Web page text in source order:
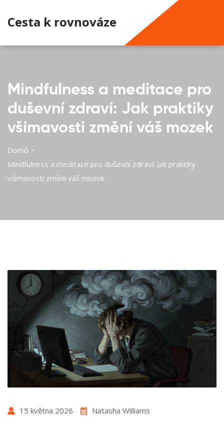
Cesta k rovnováze
Mindfulness a meditace pro
duševní zdraví: Jak praktiky
všímavosti změní váš mozek
Domů
Mindfulness a meditace pro duševní zdraví: Jak praktiky
všímavosti změní váš mozek
15 května 2026 Natasha Williams